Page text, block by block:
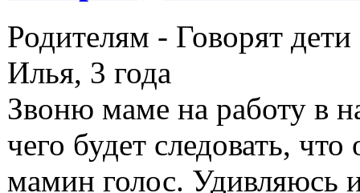
Родителям - Говорят дети
Илья, 3 года
Звоню маме на работу в
чего будет следовать,
мамин голос. Удивляюсь